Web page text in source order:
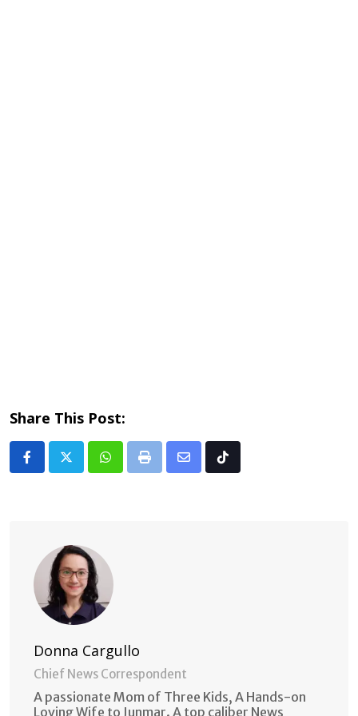
Share This Post:
Whatsapp
Print
Share Tiktok
Donna Cargullo
Chief News Correspondent
A passionate Mom of Three Kids, A Hands-on
Loving Wife to Junmar. A top caliber News